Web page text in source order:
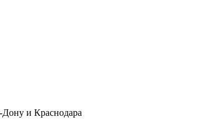
Дону и Краснодара